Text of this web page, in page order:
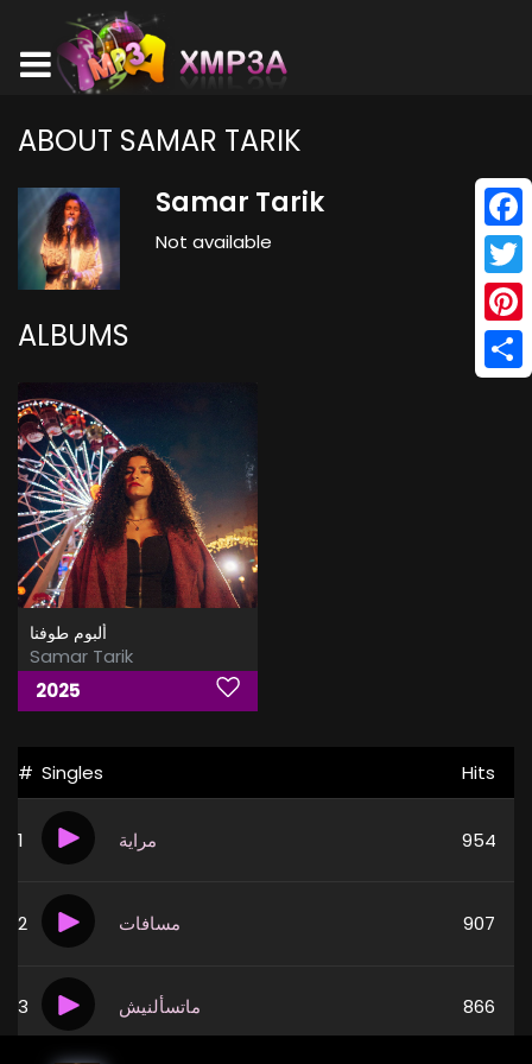
ABOUT SAMAR TARIK
Samar Tarik
Not available
ALBUMS
ألبوم طوفنا
Samar Tarik
2025
# Singles Hits
1 مراية 954
2 مسافات 907
3 ماتسألنيش 866